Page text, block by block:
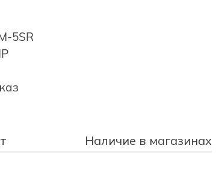
5SR
Наличие в магазинах